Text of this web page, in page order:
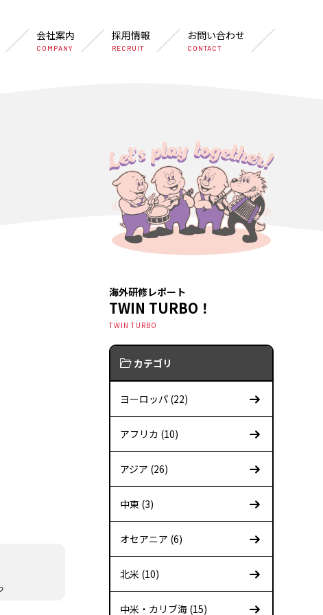
会社案内
COMPANY
採用情報
RECRUIT
お問い合わせ
CONTACT
海外研修レポート
TWIN TURBO！
TWIN TURBO
カテゴリ
ヨーロッパ (22)
アフリカ (10)
アジア (26)
中東 (3)
オセアニア (6)
北米 (10)
中米・カリブ海 (15)